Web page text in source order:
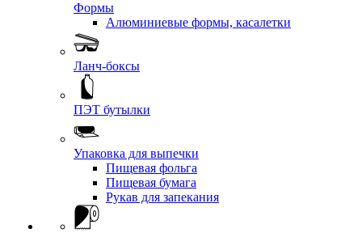
Формы
Алюминиевые формы, касалетки
Ланч-боксы
ПЭТ бутылки
Упаковка для выпечки
Пищевая фольга
Пищевая бумага
Рукав для запекания